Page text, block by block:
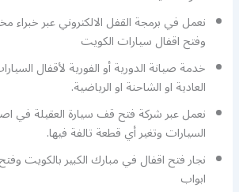
نعمل في برمجة القفل الالكتروني عبر
وفتح اقفال سيارات الكويت
خدمة صيانة الدورية أو الفورية لأقفال
العادية او الشاحنة او الرياضية.
نعمل عبر شركة فتح قف سيارة العقيلة في
السيارات وتغير أي قطعة تالفة فيها.
نجار فتح اقفال في مبارك الكبير بالكويت
ابواب